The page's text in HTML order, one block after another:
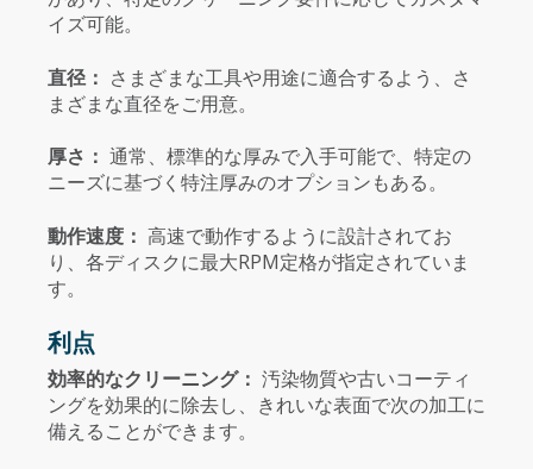
イズ可能。
直径： さまざまな工具や用途に適合するよう、さ
まざまな直径をご用意。
厚さ： 通常、標準的な厚みで入手可能で、特定の
ニーズに基づく特注厚みのオプションもある。
動作速度： 高速で動作するように設計されてお
り、各ディスクに最大RPM定格が指定されていま
す。
利点
効率的なクリーニング： 汚染物質や古いコーティ
ングを効果的に除去し、きれいな表面で次の加工に
備えることができます。